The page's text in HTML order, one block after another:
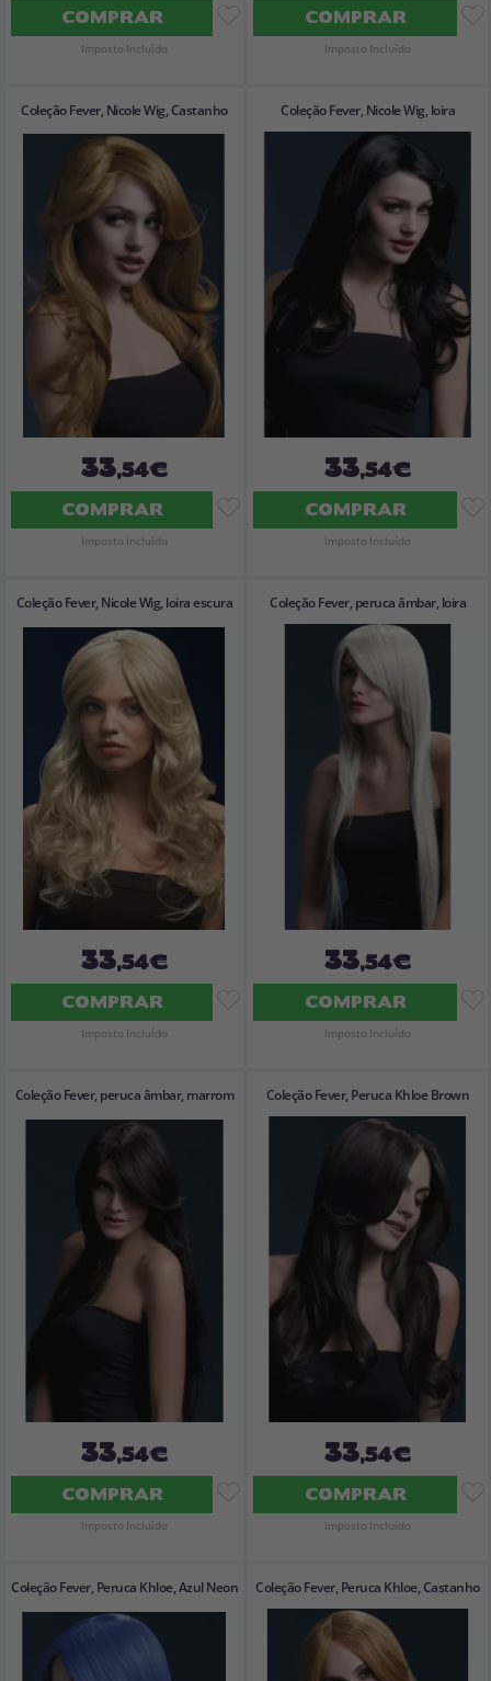
COMPRAR
Imposto Incluído
COMPRAR
Imposto Incluído
Coleção Fever, Nicole Wig, Castanho
33,54€
COMPRAR
Imposto Incluído
Coleção Fever, Nicole Wig, loira
33,54€
COMPRAR
Imposto Incluído
Coleção Fever, Nicole Wig, loira escura
33,54€
COMPRAR
Imposto Incluído
Coleção Fever, peruca âmbar, loira
33,54€
COMPRAR
Imposto Incluído
Coleção Fever, peruca âmbar, marrom
33,54€
COMPRAR
Imposto Incluído
Coleção Fever, Peruca Khloe Brown
33,54€
COMPRAR
Imposto Incluído
Coleção Fever, Peruca Khloe, Azul Neon Coleção Fever, Peruca Khloe, Castanho